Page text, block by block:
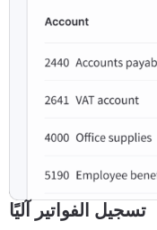
تسجيل الفواتير آليًا